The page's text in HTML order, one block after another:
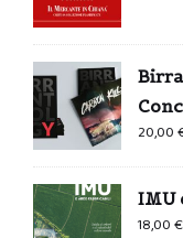
20,00
IMU
18,00€